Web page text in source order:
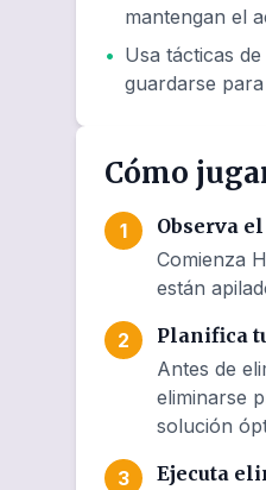
mantengan el
• Usa tácticas
guardarse
Cómo
1
Observa
Comienza
están
2
Planifica
Antes de
eliminarse
solución
3 Ejecuta